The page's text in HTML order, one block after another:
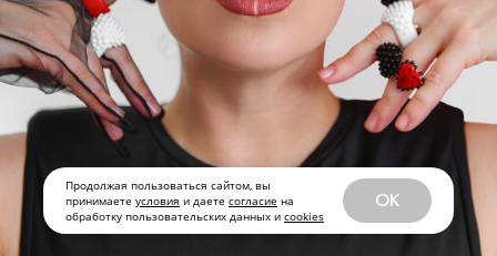
Продолжая пользоваться сайтом, вы
принимаете условия и даете согласие на
обработку пользовательских данных и cookies
OK